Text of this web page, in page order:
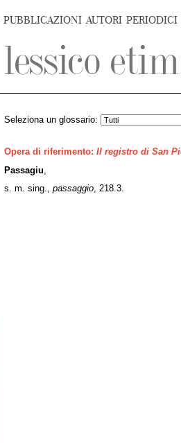
PUBBLICAZIONI AUTORI PERIODICI
Seleziona un glossario:
Opera di riferimento: Il registro di San
Passagiu
s. m. sing., passaggio, 218.3.